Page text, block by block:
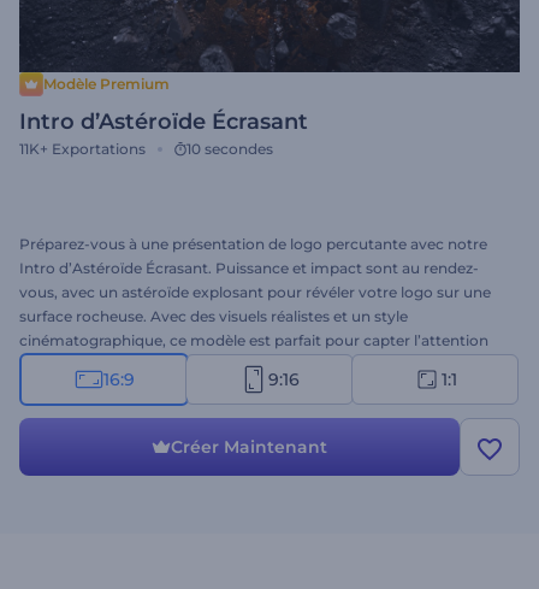
Modèle Premium
Intro d’Astéroïde Écrasant
11K+ Exportations 10 secondes
Préparez-vous à une présentation de logo percutante avec notre
Intro d’Astéroïde Écrasant. Puissance et impact sont au rendez-
vous, avec un astéroïde explosant pour révéler votre logo sur une
surface rocheuse. Avec des visuels réalistes et un style
cinématographique, ce modèle est parfait pour capter l’attention
de votre public dès les premières secondes. Importez votre logo,
tapez votre slogan et choisissez une musique dramatique pour
l’espace, les intros de jeux, les contenus d’action, les ouvertures
16:9 9:16 1:1
Créer Maintenant